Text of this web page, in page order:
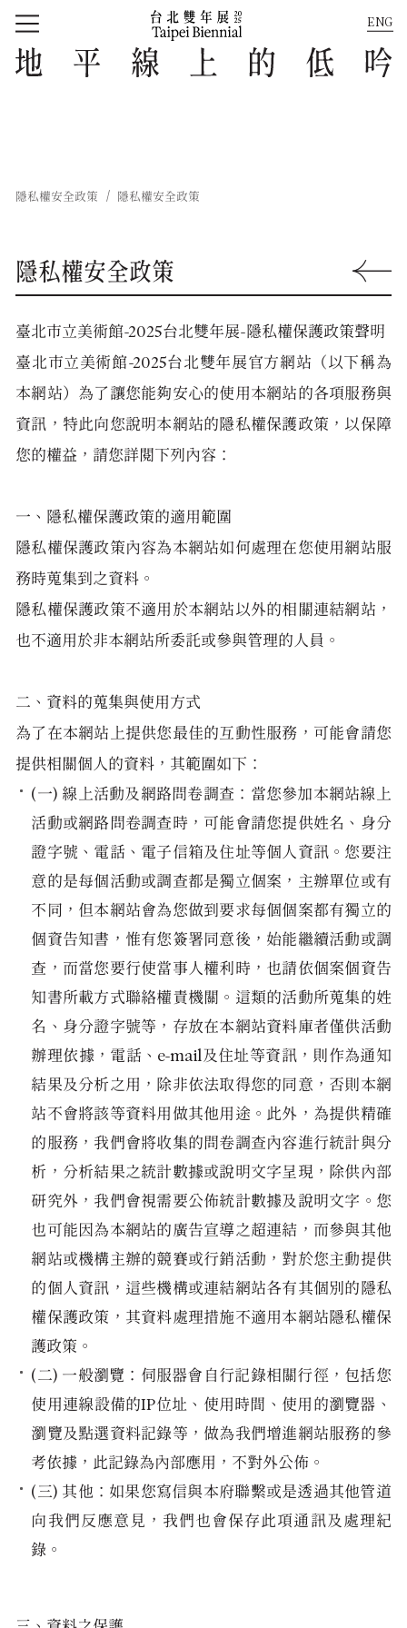
回到首頁
ENG
隱私權安全政策 隱私權安全政策
隱私權安全政策 回到上一
臺北市立美術館-2025台北雙年展-隱私權保護政策聲明
臺北市立美術館-2025台北雙年展官方網站（以下稱為
本網站）為了讓您能夠安心的使用本網站的各項服務與
資訊，特此向您說明本網站的隱私權保護政策，以保障
您的權益，請您詳閱下列內容：
一、隱私權保護政策的適用範圍
隱私權保護政策內容為本網站如何處理在您使用網站服
務時蒐集到之資料。
隱私權保護政策不適用於本網站以外的相關連結網站，
也不適用於非本網站所委託或參與管理的人員。
二、資料的蒐集與使用方式
為了在本網站上提供您最佳的互動性服務，可能會請您
提供相關個人的資料，其範圍如下：
(一) 線上活動及網路問卷調查：當您參加本網站線上
活動或網路問卷調查時，可能會請您提供姓名、身分
證字號、電話、電子信箱及住址等個人資訊。您要注
意的是每個活動或調查都是獨立個案，主辦單位或有
不同，但本網站會為您做到要求每個個案都有獨立的
個資告知書，惟有您簽署同意後，始能繼續活動或調
查，而當您要行使當事人權利時，也請依個案個資告
知書所載方式聯絡權責機關。這類的活動所蒐集的姓
名、身分證字號等，存放在本網站資料庫者僅供活動
辦理依據，電話、e-mail及住址等資訊，則作為通知
結果及分析之用，除非依法取得您的同意，否則本網
站不會將該等資料用做其他用途。此外，為提供精確
的服務，我們會將收集的問卷調查內容進行統計與分
析，分析結果之統計數據或說明文字呈現，除供內部
研究外，我們會視需要公佈統計數據及說明文字。您
也可能因為本網站的廣告宣導之超連結，而參與其他
網站或機構主辦的競賽或行銷活動，對於您主動提供
的個人資訊，這些機構或連結網站各有其個別的隱私
權保護政策，其資料處理措施不適用本網站隱私權保
護政策。
(二) 一般瀏覽：伺服器會自行記錄相關行徑，包括您
使用連線設備的IP位址、使用時間、使用的瀏覽器、
瀏覽及點選資料記錄等，做為我們增進網站服務的參
考依據，此記錄為內部應用，不對外公佈。
(三) 其他：如果您寫信與本府聯繫或是透過其他管道
向我們反應意見，我們也會保存此項通訊及處理紀
錄。